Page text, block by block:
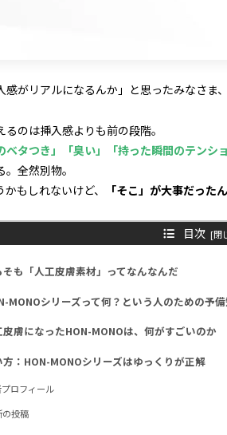
感がリアルになるんか」と思ったみなさま、
のは挿入感よりも前の段階。
ベタつき」「臭い」「持った瞬間のテンショ
全然別物。
かもしれないけど、
「そこ」が大事だった
目次
そも「人工皮膚素材」ってなんなんだ
MONOシリーズって何？という人のための予
皮膚になったHON-MONOは、何がすごいのか
方：HON-MONOシリーズはゆっくりが正解
ロフィール
の投稿